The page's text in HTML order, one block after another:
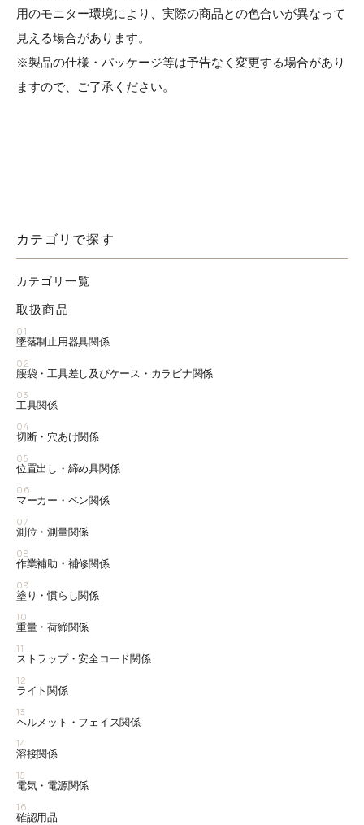
用のモニター環境により、実際の商品との色合いが異なって
見える場合があります。
※製品の仕様・パッケージ等は予告なく変更する場合があり
ますので、ご了承ください。
カテゴリで探す
カテゴリ一覧
取扱商品
01
墜落制止用器具関係
02
腰袋・工具差し及びケース・カラビナ関係
03
工具関係
04
切断・穴あけ関係
05
位置出し・締め具関係
06
マーカー・ペン関係
07
測位・測量関係
08
作業補助・補修関係
09
塗り・慣らし関係
10
重量・荷締関係
11
ストラップ・安全コード関係
12
ライト関係
13
ヘルメット・フェイス関係
14
溶接関係
15
電気・電源関係
16
確認用品